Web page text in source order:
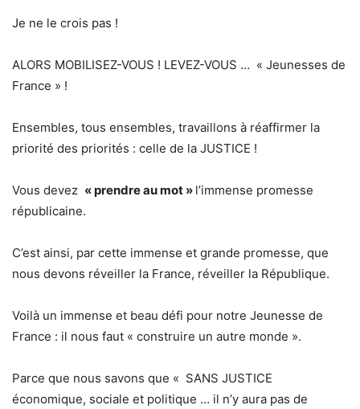
Je ne le crois pas !
ALORS MOBILISEZ-VOUS ! LEVEZ-VOUS … « Jeunesses de
France » !
Ensembles, tous ensembles, travaillons à réaffirmer la
priorité des priorités : celle de la JUSTICE !
Vous devez « prendre au mot » l’immense promesse
républicaine.
C’est ainsi, par cette immense et grande promesse, que
nous devons réveiller la France, réveiller la République.
Voilà un immense et beau défi pour notre Jeunesse de
France : il nous faut « construire un autre monde ».
Parce que nous savons que « SANS JUSTICE
économique, sociale et politique … il n’y aura pas de